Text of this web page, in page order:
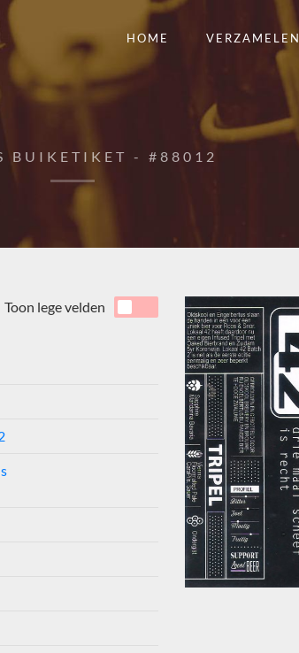
HOME VERZAMELEN
BUIKETIKET - #88012
Toon lege velden